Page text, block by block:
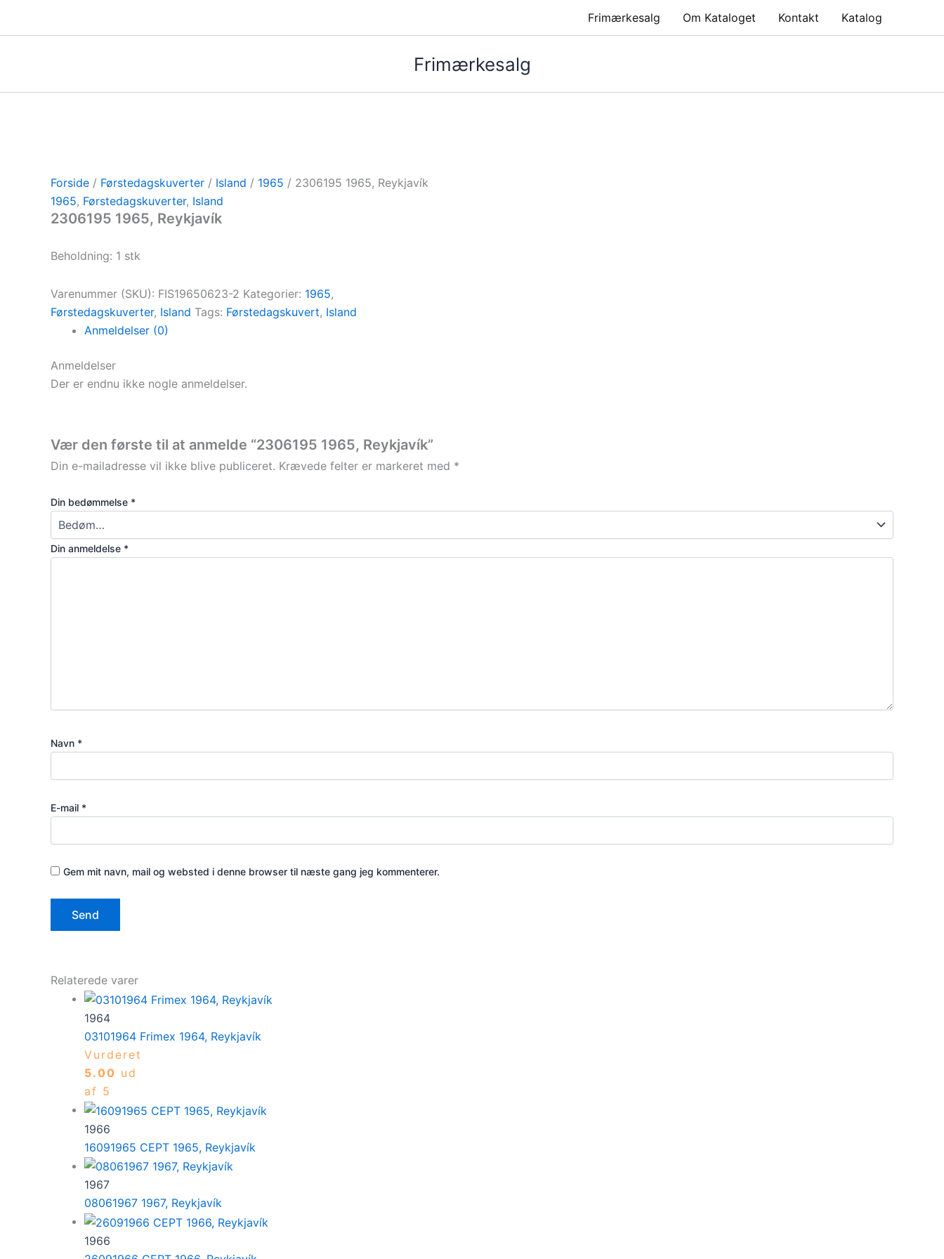
Frimærkesalg Om Kataloget Kontakt Katalog
Frimærkesalg
Forside / Førstedagskuverter / Island / 1965 / 2306195 1965, Reykjavík
1965, Førstedagskuverter, Island
2306195 1965, Reykjavík
Beholdning: 1 stk
Varenummer (SKU): FIS19650623-2 Kategorier: 1965,
Førstedagskuverter, Island Tags: Førstedagskuvert, Island
Anmeldelser (0)
Anmeldelser
Der er endnu ikke nogle anmeldelser.
Vær den første til at anmelde “2306195 1965, Reykjavík”
Din e-mailadresse vil ikke blive publiceret. Krævede felter er markeret med *
Din bedømmelse *
Din anmeldelse *
Navn *
E-mail *
Gem mit navn, mail og websted i denne browser til næste gang jeg kommenterer.
Relaterede varer
1964
03101964 Frimex 1964, Reykjavík
Vurderet
5.00 ud
af 5
1966
16091965 CEPT 1965, Reykjavík
1967
08061967 1967, Reykjavík
1966